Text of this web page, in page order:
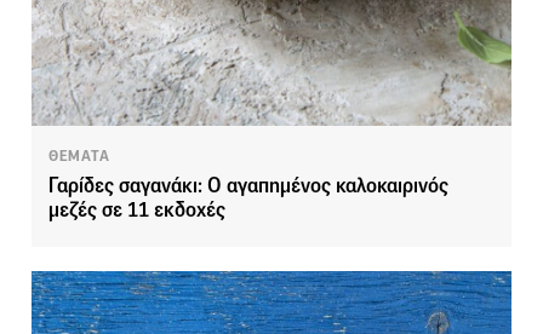
ΘΕΜΑΤΑ
Γαρίδες σαγανάκι: Ο αγαπημένος καλοκαιρινός
μεζές σε 11 εκδοχές